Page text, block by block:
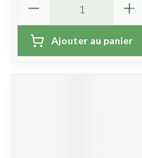
Ajouter au panier